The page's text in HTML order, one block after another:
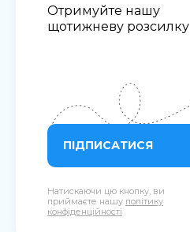
Отримуйте нашу
щотижневу розсилку
ПІДПИСАТИСЯ
Натискаючи цю кнопку, ви
приймаєте нашу політику
конфіденційності